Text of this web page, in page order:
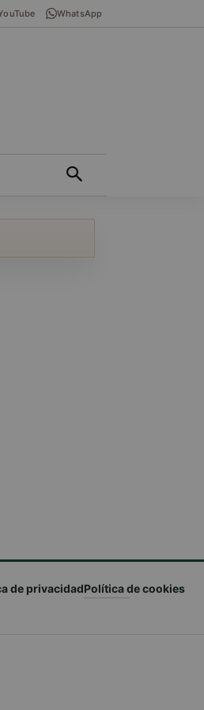
WhatsApp
de privacidadPolítica de cookies